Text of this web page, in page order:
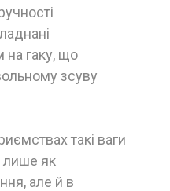
на гаку, що
зсуву
такі ваги
лише як
але й в